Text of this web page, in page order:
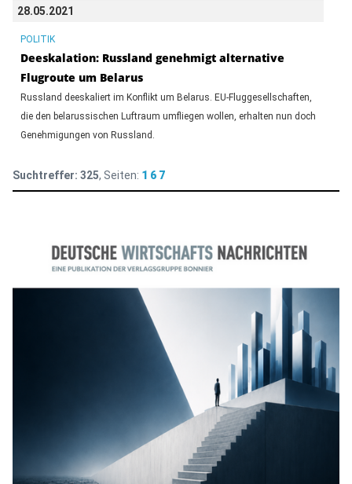
28.05.2021
POLITIK
Deeskalation: Russland genehmigt alternative
Flugroute um Belarus
Russland deeskaliert im Konflikt um Belarus. EU-Fluggesellschaften,
die den belarussischen Luftraum umfliegen wollen, erhalten nun doch
Genehmigungen von Russland.
Suchtreffer: 325, Seiten: 1 6 7